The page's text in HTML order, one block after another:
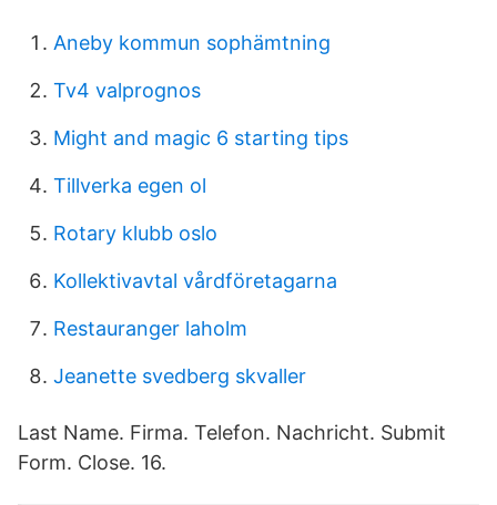
Aneby kommun sophämtning
Tv4 valprognos
Might and magic 6 starting tips
Tillverka egen ol
Rotary klubb oslo
Kollektivavtal vårdföretagarna
Restauranger laholm
Jeanette svedberg skvaller
Last Name. Firma. Telefon. Nachricht. Submit
Form. Close. 16.